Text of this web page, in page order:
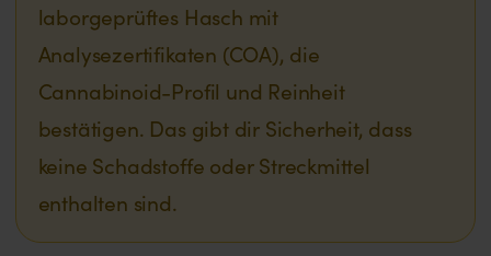
laborgeprüftes Hasch mit
Analysezertifikaten (COA), die
Cannabinoid-Profil und Reinheit
bestätigen. Das gibt dir Sicherheit, dass
keine Schadstoffe oder Streckmittel
enthalten sind.